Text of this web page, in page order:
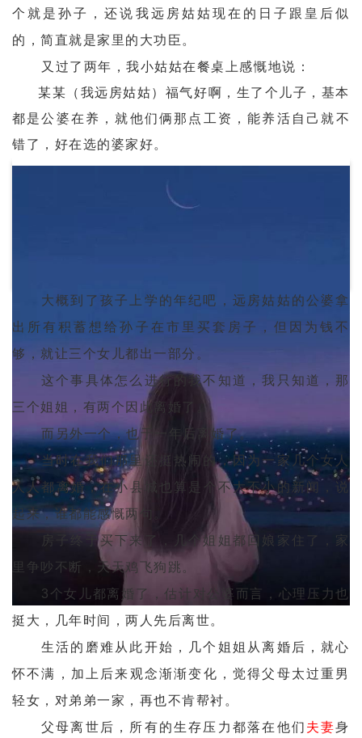
个就是孙子，还说我远房姑姑现在的日子跟皇后似
的，简直就是家里的大功臣。
又过了两年，我小姑姑在餐桌上感慨地说：
某某（我远房姑姑）福气好啊，生了个儿子，基本
都是公婆在养，就他们俩那点工资，能养活自己就不
错了，好在选的婆家好。
大概到了孩子上学的年纪吧，远房姑姑的公婆拿
出所有积蓄想给孙子在市里买套房子，但因为钱不
够，就让三个女儿都出一部分。
这个事具体怎么进行的我不知道，我只知道，那
三个姐姐，有两个因此离婚了。
而另外一个，也于一年后离婚了。
当时在我们那里还挺热闹的，因为一家几个女人
人人都离婚，在小县城也算是个不大不小的新闻，说
起来，谁都能感慨两句。
房子终于买下来了，几个姐姐都回娘家住了，家
里争吵不断，天天鸡飞狗跳。
3个女儿都离婚了，估计对公婆而言，心理压力也
挺大，几年时间，两人先后离世。
生活的磨难从此开始，几个姐姐从离婚后，就心
怀不满，加上后来观念渐渐变化，觉得父母太过重男
轻女，对弟弟一家，再也不肯帮衬。
父母离世后，所有的生存压力都落在他们 夫妻身